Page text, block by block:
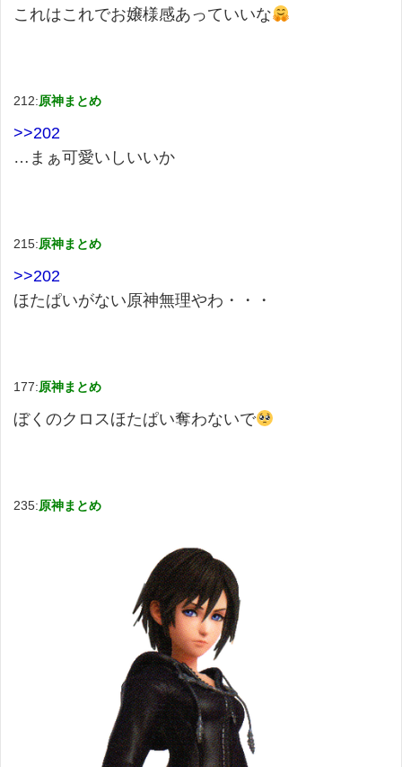
これはこれでお嬢様感あっていいな
212:原神まとめ
>>202
…まぁ可愛いしいいか
215:原神まとめ
>>202
ほたぱいがない原神無理やわ・・・
177:原神まとめ
ぼくのクロスほたぱい奪わないで
235:原神まとめ